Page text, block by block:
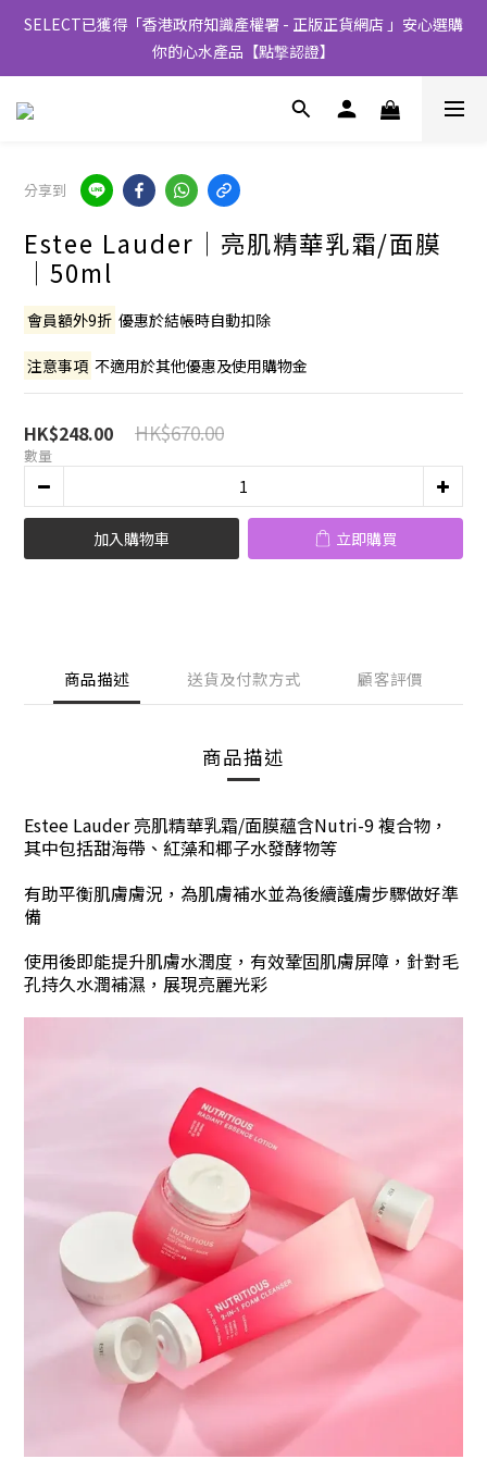
SELECT已獲得「香港政府知識產權署 - 正版正貨網店 」安心選購
你的心水產品【點撃認證】
分享到
Estee Lauder│亮肌精華乳霜/面膜
│50ml
會員額外9折 優惠於結帳時自動扣除
注意事項 不適用於其他優惠及使用購物金
HK$248.00 HK$670.00
數量
加入購物車 立即購買
商品描述 送貨及付款方式 顧客評價
商品描述
Estee Lauder 亮肌精華乳霜/面膜蘊含Nutri-9 複合物，
其中包括甜海帶、紅藻和椰子水發酵物等
有助平衡肌膚膚況，為肌膚補水並為後續護膚步驟做好準
備
使用後即能提升肌膚水潤度 ，有效鞏固肌膚屏障 ， 針對毛
孔持久水潤補濕 ， 展現亮麗光彩